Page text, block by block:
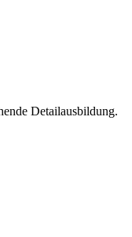
Detailausbildung.